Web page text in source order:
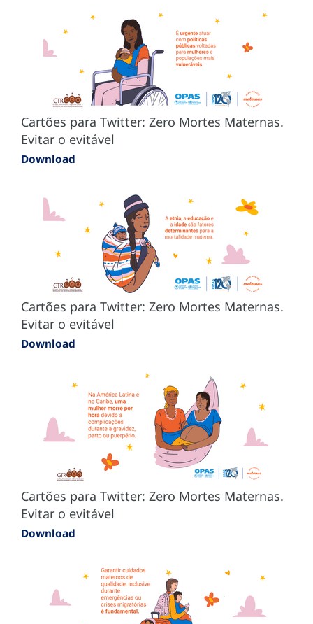
Cartões para Twitter: Zero Mortes Maternas.
Evitar o evitável
Download
Cartões para Twitter: Zero Mortes Maternas.
Evitar o evitável
Download
Cartões para Twitter: Zero Mortes Maternas.
Evitar o evitável
Download